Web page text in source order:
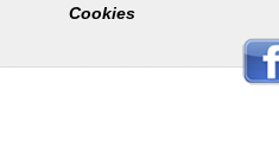
Cookies